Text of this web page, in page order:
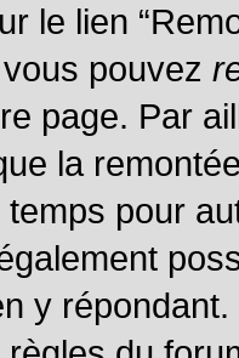
le lien
pouvez
page. Par
la
temps pour
y